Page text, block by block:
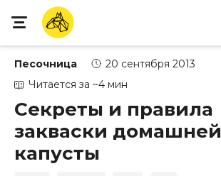
Песочница
20 сентября 2013
Читается за ~4 мин
Секреты и правила
закваски домашней
капусты